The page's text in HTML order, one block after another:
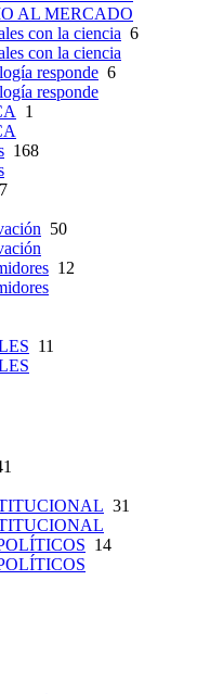
AL MERCADO
con la ciencia 6
con la ciencia
responde 6
responde
1
168
50
12
11
31
14